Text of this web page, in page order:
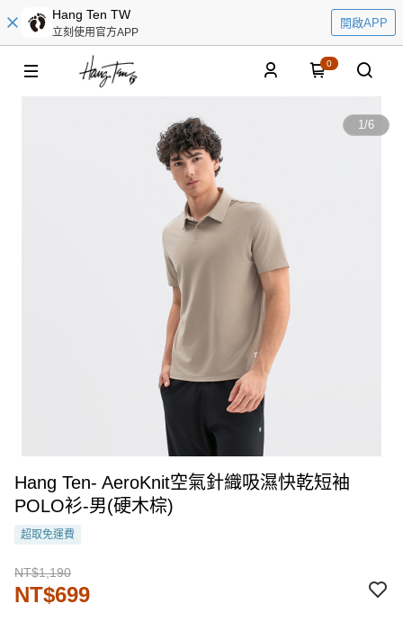
Hang Ten TW
立刻使用官方APP
開啟APP
0
1/6
Hang Ten- AeroKnit空氣針織吸濕快乾短袖
POLO衫-男(硬木棕)
超取免運費
NT$1,190
NT$699